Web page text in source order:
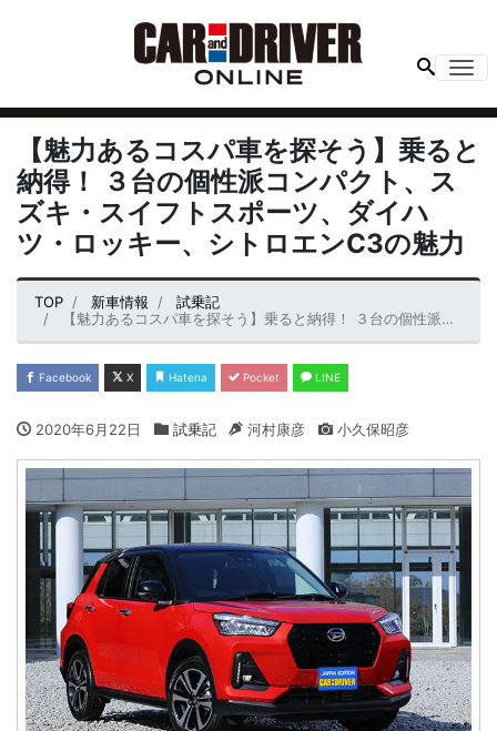
【魅力あるコスパ車を探そう】乗ると
納得！ ３台の個性派コンパクト、ス
ズキ・スイフトスポーツ、ダイハ
ツ・ロッキー、シトロエンC3の魅力
TOP 新車情報
試乗記
【魅力あるコスパ車を探そう】乗ると納得！ ３台の個性派コンパクト、スズキ・スイフトスポーツ、ダイハツ・ロッキー、シトロエンC3の魅力
Facebook X Hatena Pocket LINE
2020年6月22日 試乗記 河村康彦 小久保昭彦